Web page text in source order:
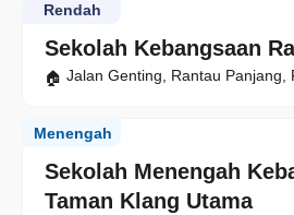
Sekolah Kebangsaan
Rendah
Jalan Genting, Rantau Panjang,
Sekolah Menengah
Taman Klang Utama
Menengah